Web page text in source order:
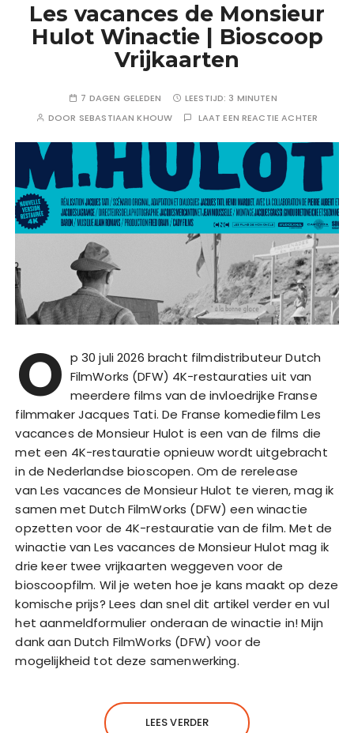
Les vacances de Monsieur
Hulot Winactie | Bioscoop
Vrijkaarten
7 DAGEN GELEDEN LEESTIJD: 3 MINUTEN
DOOR SEBASTIAAN KHOUW LAAT EEN REACTIE ACHTER
O p 30 juli 2026 bracht filmdistributeur Dutch
FilmWorks (DFW) 4K-restauraties uit van
meerdere films van de invloedrijke Franse
filmmaker Jacques Tati. De Franse komediefilm Les
vacances de Monsieur Hulot is een van de films die
met een 4K-restauratie opnieuw wordt uitgebracht
in de Nederlandse bioscopen. Om de rerelease
van Les vacances de Monsieur Hulot te vieren, mag ik
samen met Dutch FilmWorks (DFW) een winactie
opzetten voor de 4K-restauratie van de film. Met de
winactie van Les vacances de Monsieur Hulot mag ik
drie keer twee vrijkaarten weggeven voor de
bioscoopfilm. Wil je weten hoe je kans maakt op deze
komische prijs? Lees dan snel dit artikel verder en vul
het aanmeldformulier onderaan de winactie in! Mijn
dank aan Dutch FilmWorks (DFW) voor de
mogelijkheid tot deze samenwerking.
LEES VERDER